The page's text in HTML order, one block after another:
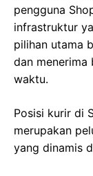
pengguna
infrastruktur
pilihan utama
dan menerima
waktu.
Posisi kurir di
merupakan
yang dinamis